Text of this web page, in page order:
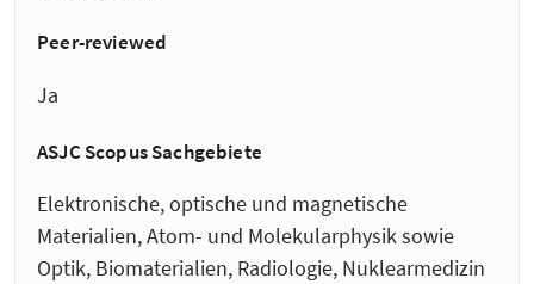
Peer-reviewed
Ja
ASJC Scopus Sachgebiete
Elektronische, optische und magnetische
Materialien, Atom- und Molekularphysik sowie
Optik, Biomaterialien, Radiologie, Nuklearmedizin